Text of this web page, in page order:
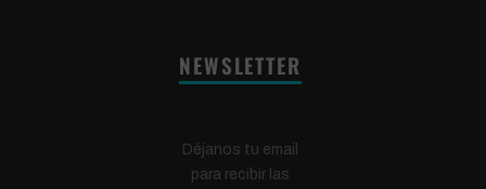
NEWSLETTER
Déjanos tu email
para recibir las